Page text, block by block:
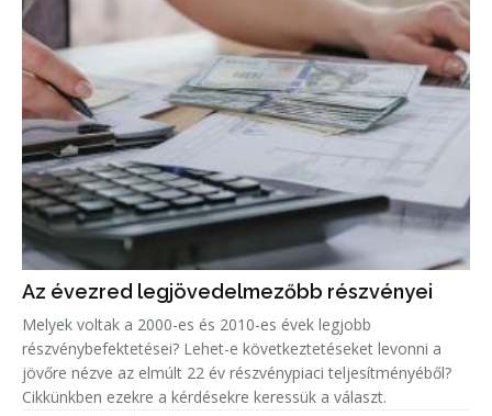
Az évezred legjövedelmezőbb részvényei
Melyek voltak a 2000-es és 2010-es évek legjobb
részvénybefektetései? Lehet-e következtetéseket levonni a
jövőre nézve az elmúlt 22 év részvénypiaci teljesítményéből?
Cikkünkben ezekre a kérdésekre keressük a választ.